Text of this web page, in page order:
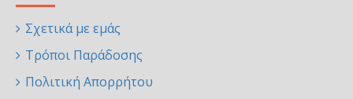
Σχετικά με εμάς
Τρόποι Παράδοσης
Πολιτική Απορρήτου